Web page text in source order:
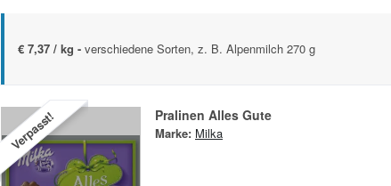
€ 7,37 / kg - verschiedene Sorten, z. B. Alpenmilch 270 g
Verpasst! Pralinen Alles Gute
Marke: Milka